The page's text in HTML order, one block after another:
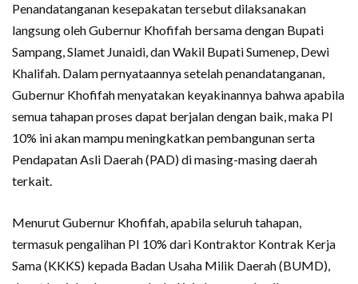
Penandatanganan kesepakatan tersebut dilaksanakan
langsung oleh Gubernur Khofifah bersama dengan Bupati
Sampang, Slamet Junaidi, dan Wakil Bupati Sumenep, Dewi
Khalifah. Dalam pernyataannya setelah penandatanganan,
Gubernur Khofifah menyatakan keyakinannya bahwa apabila
semua tahapan proses dapat berjalan dengan baik, maka PI
10% ini akan mampu meningkatkan pembangunan serta
Pendapatan Asli Daerah (PAD) di masing-masing daerah
terkait.
Menurut Gubernur Khofifah, apabila seluruh tahapan,
termasuk pengalihan PI 10% dari Kontraktor Kontrak Kerja
Sama (KKKS) kepada Badan Usaha Milik Daerah (BUMD),